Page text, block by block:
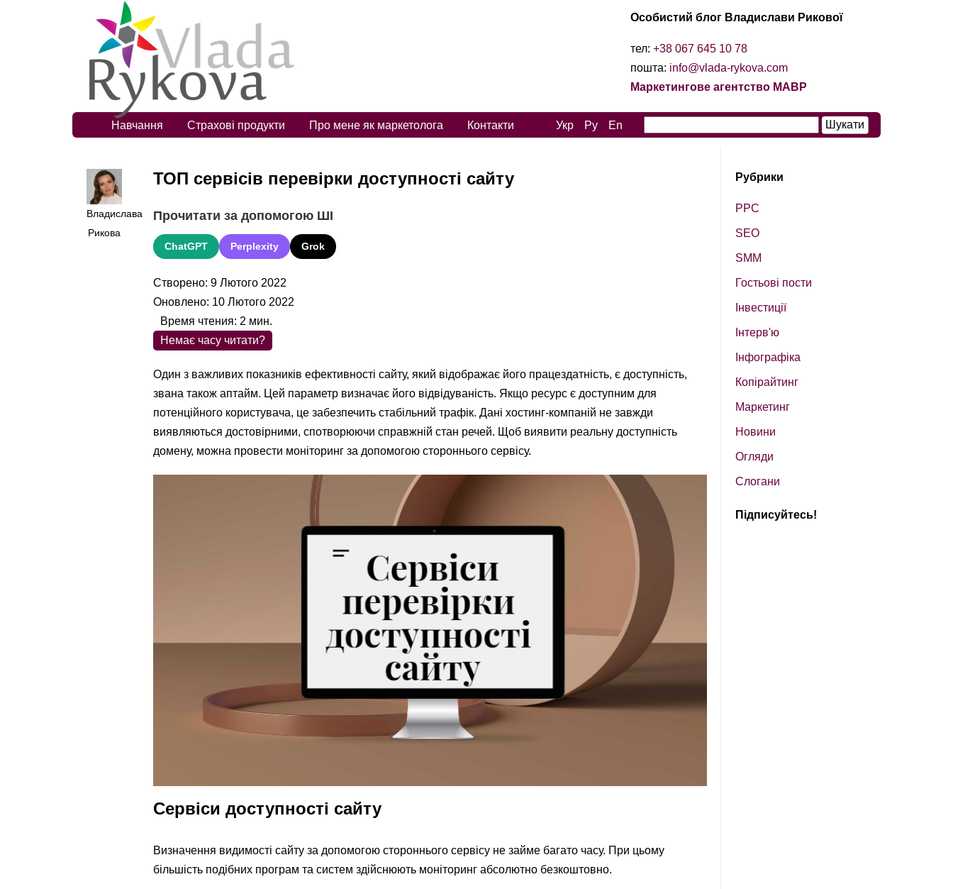
Особистий блог Владислави Рикової
тел: +38 067 645 10 78
пошта: info@vlada-rykova.com
Маркетингове агентство МАВР
Навчання Страхові продукти Про мене як маркетолога Контакти Укр Ру En
Владислава
Рикова
ТОП сервісів перевірки доступності сайту
Прочитати за допомогою ШІ
ChatGPT Perplexity Grok
Створено: 9 Лютого 2022
Оновлено: 10 Лютого 2022
Немає часу читати?
Время чтения: 2 мин.
Один з важливих показників ефективності сайту, який відображає його працездатність, є доступність,
звана також аптайм. Цей параметр визначає його відвідуваність. Якщо ресурс є доступним для
потенційного користувача, це забезпечить стабільний трафік. Дані хостинг-компаній не завжди
виявляються достовірними, спотворюючи справжній стан речей. Щоб виявити реальну доступність
домену, можна провести моніторинг за допомогою стороннього сервісу.
Сервіси доступності сайту
Визначення видимості сайту за допомогою стороннього сервісу не займе багато часу. При цьому
більшість подібних програм та систем здійснюють моніторинг абсолютно безкоштовно.
Рубрики
PPC
SEO
SМM
Гостьові пости
Інвестиції
Інтерв'ю
Інфографіка
Копірайтинг
Маркетинг
Новини
Огляди
Слогани
Підписуйтесь!